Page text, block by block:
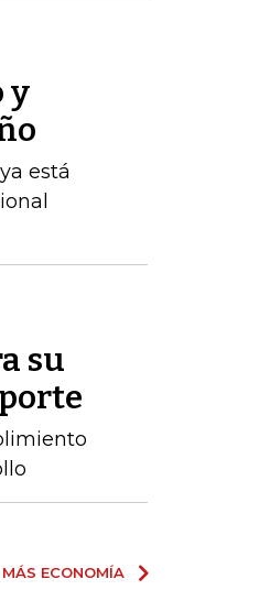
y
está
su
MÁS ECONOMÍA